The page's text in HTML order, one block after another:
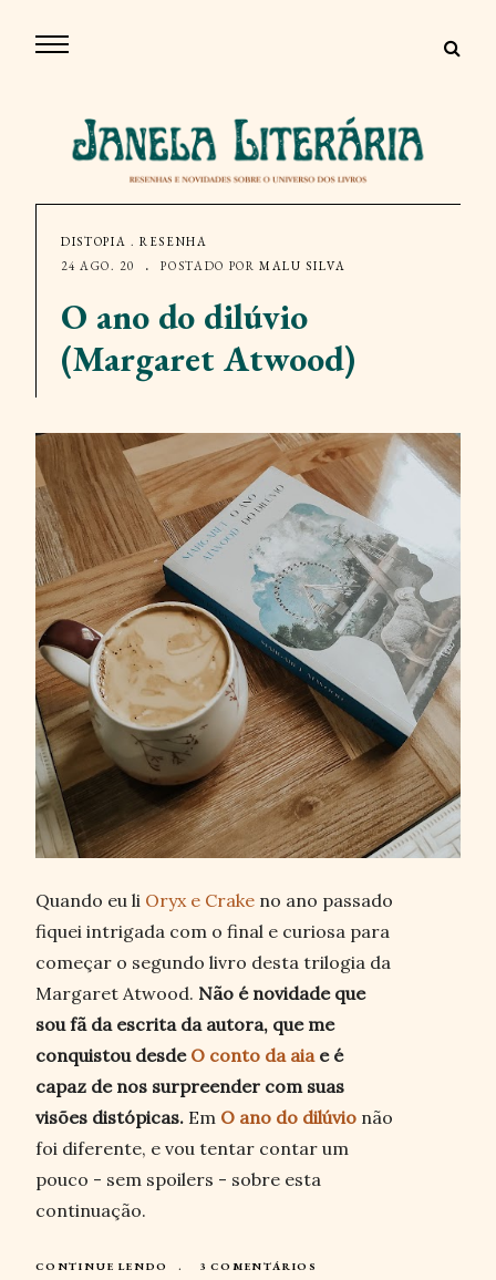
DISTOPIA .RESENHA
24 AGO. 20
POSTADO PORMALU SILVA
O ano do dilúvio
(Margaret Atwood)
Quando eu li Oryx e Crake no ano passado
fiquei intrigada com o final e curiosa para
começar o segundo livro desta trilogia da
Margaret Atwood. Não é novidade que
sou fã da escrita da autora, que me
conquistou desde O conto da aia e é
capaz de nos surpreender com suas
visões distópicas. Em O ano do dilúvio não
foi diferente, e vou tentar contar um
pouco - sem spoilers - sobre esta
continuação.
CONTINUE LENDO 3 COMENTÁRIOS